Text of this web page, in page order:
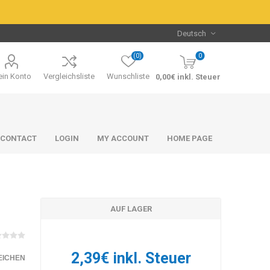
Konto Vergleichsliste Wunschliste
(0) 0
0,00€ inkl. Steuer
CONTACT LOGIN MY ACCOUNT HOME PAGE
AUF LAGER
2,39€ inkl. Steuer